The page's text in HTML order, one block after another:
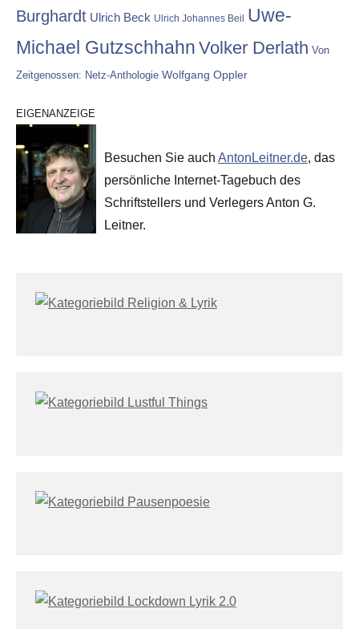
Burghardt Ulrich Beck Ulrich Johannes Beil Uwe-
Michael Gutzschhahn Volker Derlath Von
Zeitgenossen: Netz-Anthologie Wolfgang Oppler
EIGENANZEIGE
Besuchen Sie auch AntonLeitner.de, das
persönliche Internet-Tagebuch des
Schriftstellers und Verlegers Anton G.
Leitner.